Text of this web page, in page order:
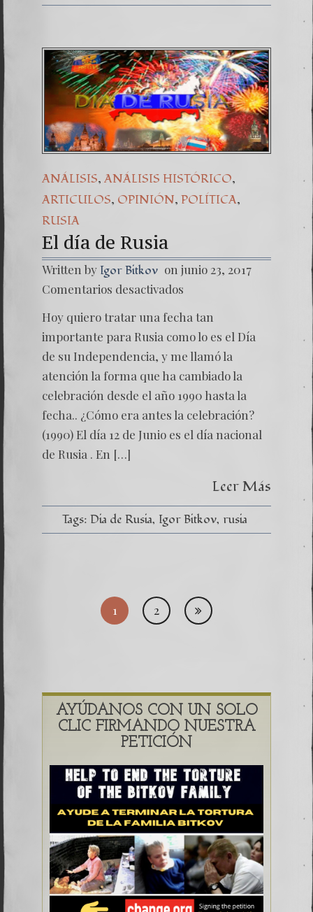
ANÁLISIS, ANÁLISIS HISTÓRICO,
ARTICULOS, OPINIÓN, POLÍTICA,
RUSIA
El día de Rusia
Written by Igor Bitkov on junio 23, 2017
Comentarios desactivados
Hoy quiero tratar una fecha tan
importante para Rusia como lo es el Día
de su Independencia, y me llamó la
atención la forma que ha cambiado la
celebración desde el año 1990 hasta la
fecha.. ¿Cómo era antes la celebración?
(1990) El día 12 de Junio es el día nacional
de Rusia . En […]
Leer Más
Tags: Dia de Rusia Igor Bitkov rusia
1 2
AYÚDANOS CON UN SOLO
CLIC FIRMANDO NUESTRA
PETICIÓN